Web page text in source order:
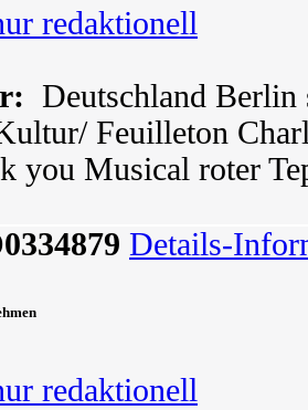
redaktionell
Deutschland Berlin
Feuilleton
you Musical roter
Details-
redaktionell